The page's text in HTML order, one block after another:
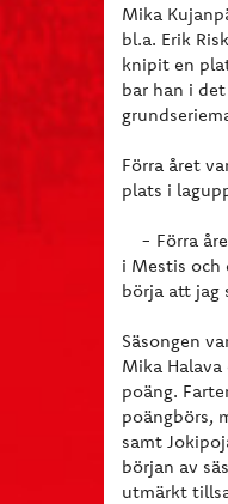
Mika
bl.a. Erik
knipit en
bar han i
Förra året
plats i
- Förra
i Mestis och
börja att jag
Säsongen
Mika
poäng.
poängbörs,
samt
början av
utmärkt